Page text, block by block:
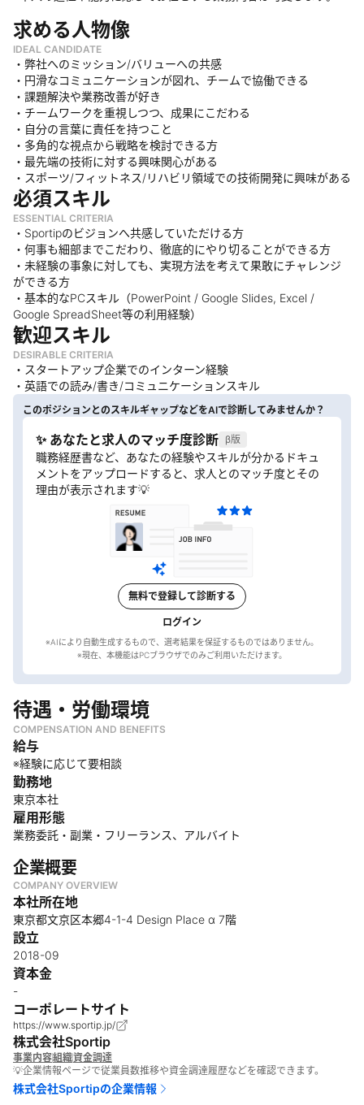
求める人物像
IDEAL CANDIDATE
・弊社へのミッション/バリューへの共感
・円滑なコミュニケーションが図れ、チームで協働できる
・課題解決や業務改善が好き
・チームワークを重視しつつ、成果にこだわる
・自分の言葉に責任を持つこと
・多角的な視点から戦略を検討できる方
・最先端の技術に対する興味関心がある
・スポーツ/フィットネス/リハビリ領域での技術開発に興味がある
必須スキル
ESSENTIAL CRITERIA
・Sportipのビジョンへ共感していただける方
・何事も細部までこだわり、徹底的にやり切ることができる方
・未経験の事象に対しても、実現方法を考えて果敢にチャレンジ
ができる方
・基本的なPCスキル（PowerPoint / Google Slides, Excel /
Google SpreadSheet等の利用経験）
歓迎スキル
DESIRABLE CRITERIA
・スタートアップ企業でのインターン経験
・英語での読み/書き/コミュニケーションスキル
このポジションとのスキルギャップなどをAIで診断してみませんか？
✨ あなたと求人のマッチ度診断 β版
職務経歴書など、あなたの経験やスキルが分かるドキュ
メントをアップロードすると、求人とのマッチ度とその
理由が表示されます💡
無料で登録して診断する
ログイン
※AIにより自動生成するもので、選考結果を保証するものではありません。
待遇・労働環境
COMPENSATION AND BENEFITS
給与
※経験に応じて要相談
勤務地
東京本社
雇用形態
業務委託・副業・フリーランス、アルバイト
企業概要
COMPANY OVERVIEW
本社所在地
東京都文京区本郷4-1-4 Design Place α 7階
設立
2018-09
資本金
-
コーポレートサイト
https://www.sportip.jp/
株式会社Sportip
事業内容組織資金調達
💡企業情報ページで従業員数推移や資金調達履歴などを確認できます。
株式会社Sportipの企業情報